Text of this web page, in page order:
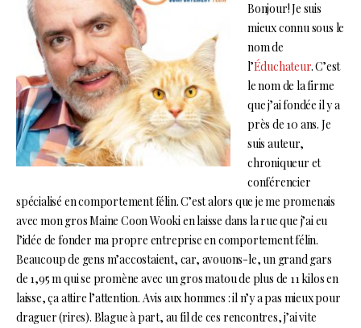
Bonjour! Je suis
mieux connu sous le
nom de
l’Éduchateur. C’est
le nom de la firme
que j’ai fondée il y a
près de 10 ans. Je
suis auteur,
chroniqueur et
conférencier
spécialisé en comportement félin. C’est alors que je me promenais
avec mon gros Maine Coon Wooki en laisse dans la rue que j’ai eu
l’idée de fonder ma propre entreprise en comportement félin.
Beaucoup de gens m’accostaient, car, avouons-le, un grand gars
de 1,95 m qui se promène avec un gros matou de plus de 11 kilos en
laisse, ça attire l’attention. Avis aux hommes : il n’y a pas mieux pour
draguer (rires). Blague à part, au fil de ces rencontres, j’ai vite